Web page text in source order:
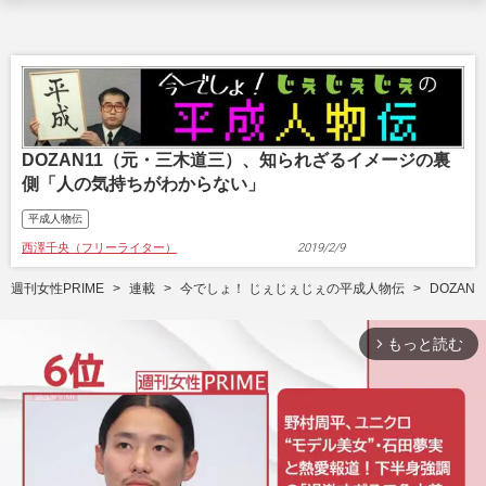
DOZAN11（元・三木道三）、知られざるイメージの裏
側「人の気持ちがわからない」
平成人物伝
西澤千央（フリーライター） 2019/2/9
週刊女性PRIME 連載 今でしょ！ じぇじぇじぇの平成人物伝
arrow_forward_ios もっと読む